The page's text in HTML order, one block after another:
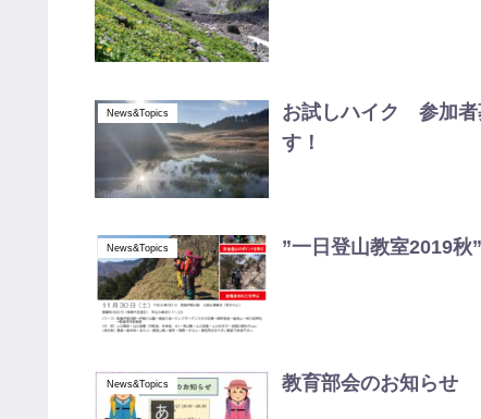
News&Topics
お試しハイク 参加
す！
News&Topics ”一日登山教室2019
News&Topics 教育部会のお知らせ